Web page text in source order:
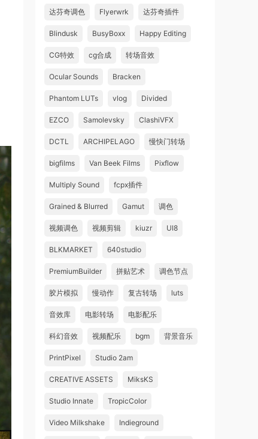
达芬奇调色 Flyerwrk 达芬奇插件
Blindusk BusyBoxx Happy Editing
CG特效 cg合成 转场音效
Ocular Sounds Bracken
Phantom LUTs vlog Divided
EZCO Samolevsky ClashiVFX
DCTL ARCHIPELAGO 慢快门转场
bigfilms Van Beek Films Pixflow
Multiply Sound fcpx插件
Grained & Blurred Gamut 调色
视频调色 视频剪辑 kiuzr UI8
BLKMARKET 640studio
PremiumBuilder 拼贴艺术 调色节点
胶片模拟 慢动作 复古转场 luts
音效库 电影转场 电影配乐
科幻音效 视频配乐 bgm 背景音乐
PrintPixel Studio 2am
CREATIVE ASSETS MiksKS
Studio Innate TropicColor
Video Milkshake Indieground